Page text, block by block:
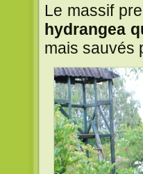
Le massif
hydrangea
mais sauvés